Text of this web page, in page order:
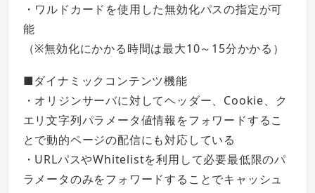
・ワルドカードを使用した無効化パスの指定が可
能
（※無効化にかかる時間は最大10～15分かかる）
■ダイナミックコンテンツ機能
・オリジンサーバに対してヘッダー、Cookie、ク
エリ文字列パラメータ値情報をフォワードするこ
とで動的ページの配信にも対応している
・URLパスやWhitelistを利用して必要最低限のパ
ラメータのみをフォワードすることでキャッシュ